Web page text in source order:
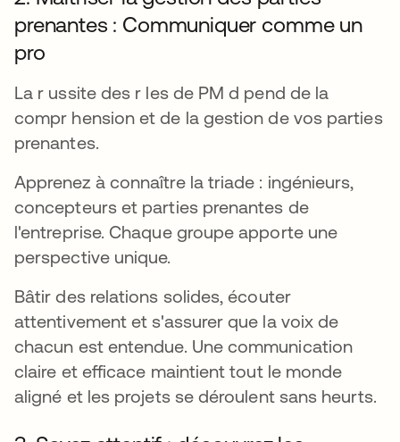
prenantes : Communiquer comme un
pro
La r ussite des r les de PM d pend de la
compr hension et de la gestion de vos parties
prenantes.
Apprenez à connaître la triade : ingénieurs,
concepteurs et parties prenantes de
l'entreprise. Chaque groupe apporte une
perspective unique.
Bâtir des relations solides, écouter
attentivement et s'assurer que la voix de
chacun est entendue. Une communication
claire et efficace maintient tout le monde
aligné et les projets se déroulent sans heurts.